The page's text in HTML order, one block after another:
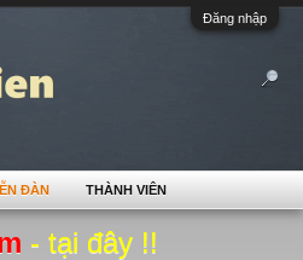
Đăng nhập
- tại đây !!
ĐÀN THÀNH VIÊN